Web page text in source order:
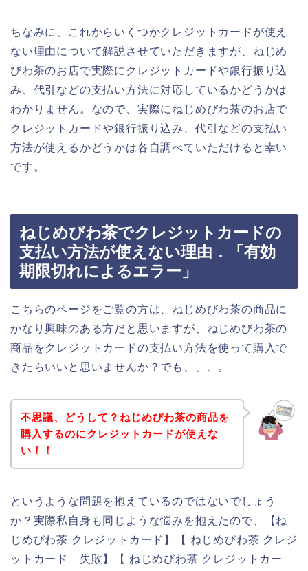
ちなみに、これからいくつかクレジットカードが使え
ない理由について解説させていただきますが、ねじめ
びわ茶のお店で実際にクレジットカードや銀行振り込
み、代引などの支払い方法に対応しているかどうかは
わかりません。なので、実際にねじめびわ茶のお店で
クレジットカードや銀行振り込み、代引などの支払い
方法が使えるかどうかは各自調べていただけると幸い
です。
ねじめびわ茶でクレジットカードの
支払い方法が使えない理由．「有効
期限切れによるエラー」
こちらのページをご覧の方は、ねじめびわ茶の商品に
かなり興味のある方だと思いますが、ねじめびわ茶の
商品をクレジットカードの支払い方法を使って購入で
きたらいいと思いませんか？でも、、、。
不思議、どうして？ねじめびわ茶の商品を
購入するのにクレジットカードが使えな
い！！
というような問題を抱えているのではないでしょう
か？実際私自身も同じような悩みを抱えたので、【ね
じめびわ茶 クレジットカード】【 ねじめびわ茶 クレジ
ットカード 失敗】【 ねじめびわ茶 クレジットカー